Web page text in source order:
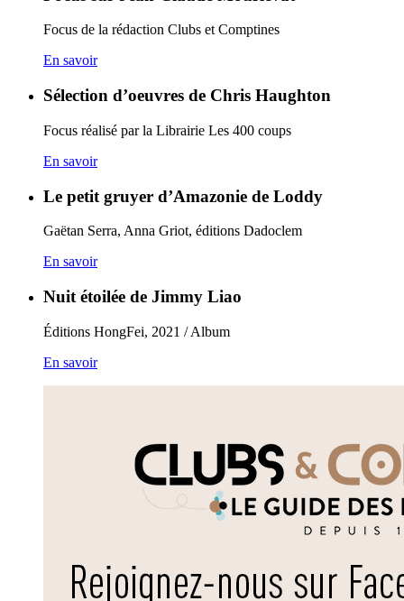
Focus de la rédaction Clubs et Comptines
En savoir
Sélection d’oeuvres de Chris Haughton
Focus réalisé par la Librairie Les 400 coups
En savoir
Le petit gruyer d’Amazonie de Loddy
Gaëtan Serra, Anna Griot, éditions Dadoclem
En savoir
Nuit étoilée de Jimmy Liao
Éditions HongFei, 2021 / Album
En savoir